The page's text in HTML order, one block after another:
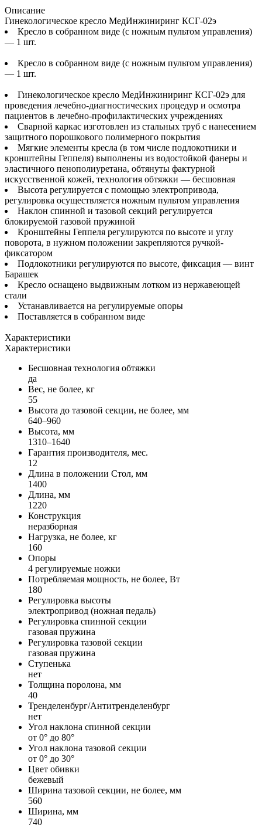
Описание
Гинекологическое кресло МедИнжиниринг КСГ-02э
Кресло в собранном виде (с ножным пультом управления)
— 1 шт.
Кресло в собранном виде (с ножным пультом управления)
— 1 шт.
Гинекологическое кресло МедИнжиниринг КСГ-02э для
проведения лечебно-диагностических процедур и осмотра
пациентов в лечебно-профилактических учреждениях
Сварной каркас изготовлен из стальных труб с нанесением
защитного порошкового полимерного покрытия
Мягкие элементы кресла (в том числе подлокотники и
кронштейны Геппеля) выполнены из водостойкой фанеры и
эластичного пенополиуретана, обтянуты фактурной
искусственной кожей, технология обтяжки — бесшовная
Высота регулируется с помощью электропривода,
регулировка осуществляется ножным пультом управления
Наклон спинной и тазовой секций регулируется
блокируемой газовой пружиной
Кронштейны Геппеля регулируются по высоте и углу
поворота, в нужном положении закрепляются ручкой-
фиксатором
Подлокотники регулируются по высоте, фиксация — винт
Барашек
Кресло оснащено выдвижным лотком из нержавеющей
стали
Устанавливается на регулируемые опоры
Поставляется в собранном виде
Характеристики
Характеристики
Бесшовная технология обтяжки
да
Вес, не более, кг
55
Высота до тазовой секции, не более, мм
640–960
Высота, мм
1310–1640
Гарантия производителя, мес.
12
Длина в положении Стол, мм
1400
Длина, мм
1220
Конструкция
неразборная
Нагрузка, не более, кг
160
Опоры
4 регулируемые ножки
Потребляемая мощность, не более, Вт
180
Регулировка высоты
электропривод (ножная педаль)
Регулировка спинной секции
газовая пружина
Регулировка тазовой секции
газовая пружина
Ступенька
нет
Толщина поролона, мм
40
Тренделенбург/Антитренделенбург
нет
Угол наклона спинной секции
от 0° до 80°
Угол наклона тазовой секции
от 0° до 30°
Цвет обивки
бежевый
Ширина тазовой секции, не более, мм
560
Ширина, мм
740